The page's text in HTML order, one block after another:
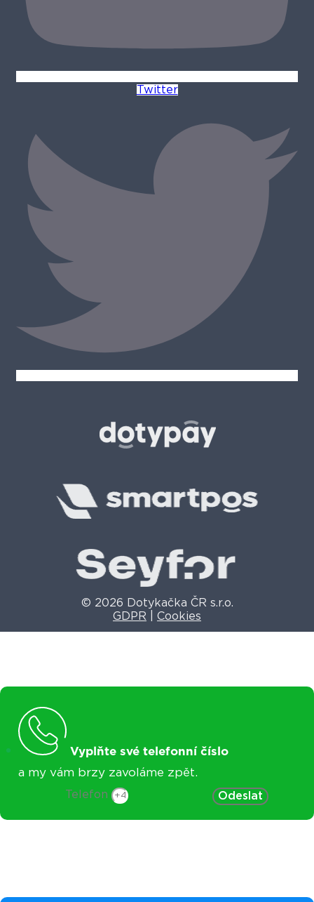
Twitter
© 2026 Dotykačka ČR s.r.o.
GDPR
Cookies
Vyplňte své telefonní číslo
a my vám brzy zavoláme zpět.
Telefon Odeslat